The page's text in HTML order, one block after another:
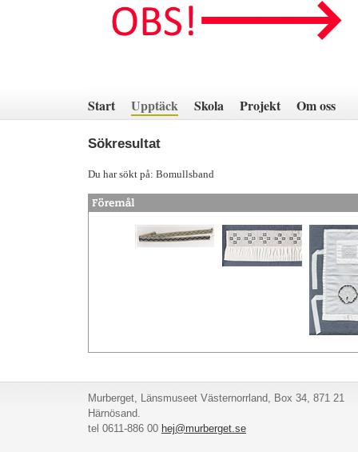
innehåll
Start Upptäck Skola Projekt Om oss
Sökresultat
Du har sökt på: Bomullsband
Murberget, Länsmuseet Västernorrland, Box 34, 871 21
Härnösand.
tel 0611-886 00 hej@murberget.se